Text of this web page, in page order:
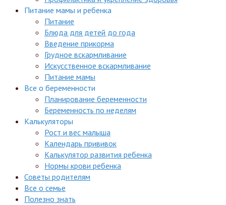
Питание мамы и ребенка
Питание
Блюда для детей до года
Введение прикорма
Грудное вскармливание
Искусственное вскармливание
Питание мамы
Все о беременности
Планирование беременности
Беременность по неделям
Калькуляторы
Рост и вес малыша
Календарь прививок
Калькулятор развития ребенка
Нормы крови ребенка
Советы родителям
Все о семье
Полезно знать